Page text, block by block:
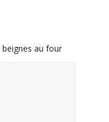
beignes au four